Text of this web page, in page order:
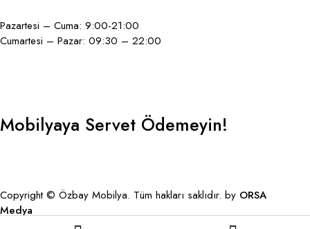
Pazartesi – Cuma: 9:00-21:00
Cumartesi – Pazar: 09:30 – 22:00
Mobilyaya Servet Ödemeyin!
Copyright © Özbay Mobilya. Tüm hakları saklıdır. by ORSA
Medya